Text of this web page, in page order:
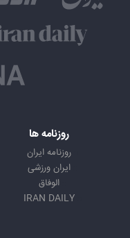
روزنامه ها
روزنامه ایران
ایران ورزشی
الوفاق
IRAN DAILY